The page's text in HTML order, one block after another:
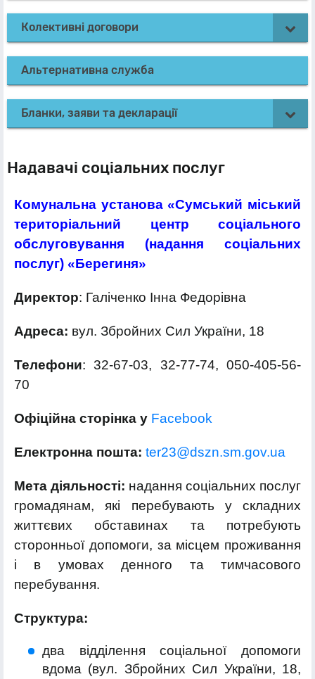
Колективні договори
Альтернативна служба
Бланки, заяви та декларації
Надавачі соціальних послуг
Комунальна установа «Сумський міський
територіальний центр соціального
обслуговування (надання соціальних
послуг) «Берегиня»
Директор: Галіченко Інна Федорівна
Адреса: вул. Збройних Сил України, 18
Телефони: 32-67-03, 32-77-74, 050-405-56-
70
Офіційна сторінка у Facebook
Електронна пошта: ter23@dszn.sm.gov.ua
Мета діяльності: надання соціальних послуг
громадянам, які перебувають у складних
життєвих обставинах та потребують
сторонньої допомоги, за місцем проживання
і в умовах денного та тимчасового
перебування.
Структура:
два відділення соціальної допомоги
вдома (вул. Збройних Сил України, 18,